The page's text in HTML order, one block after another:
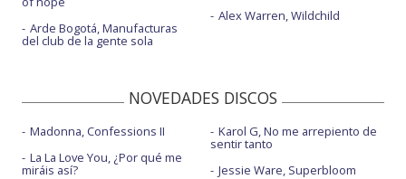
Arde Bogotá, Manufacturas
del club de la gente sola
Alex Warren, Wildchild
NOVEDADES DISCOS
Madonna, Confessions II
La La Love You, ¿Por qué me
miráis así?
Karol G, No me arrepiento de
sentir tanto
Jessie Ware, Superbloom